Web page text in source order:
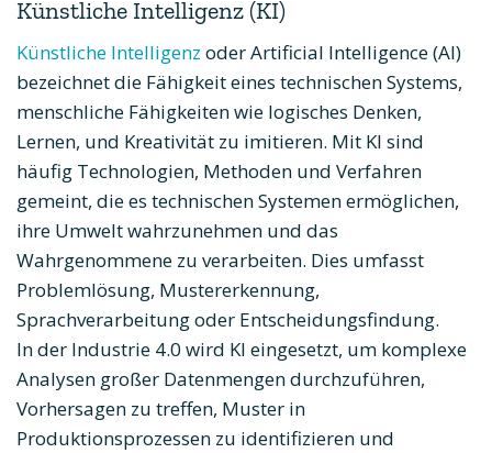
Künstliche Intelligenz (KI)
Künstliche Intelligenz oder Artificial Intelligence (AI)
bezeichnet die Fähigkeit eines technischen Systems,
menschliche Fähigkeiten wie logisches Denken,
Lernen, und Kreativität zu imitieren. Mit KI sind
häufig Technologien, Methoden und Verfahren
gemeint, die es technischen Systemen ermöglichen,
ihre Umwelt wahrzunehmen und das
Wahrgenommene zu verarbeiten. Dies umfasst
Problemlösung, Mustererkennung,
Sprachverarbeitung oder Entscheidungsfindung.
In der Industrie 4.0 wird KI eingesetzt, um komplexe
Analysen großer Datenmengen durchzuführen,
Vorhersagen zu treffen, Muster in
Produktionsprozessen zu identifizieren und